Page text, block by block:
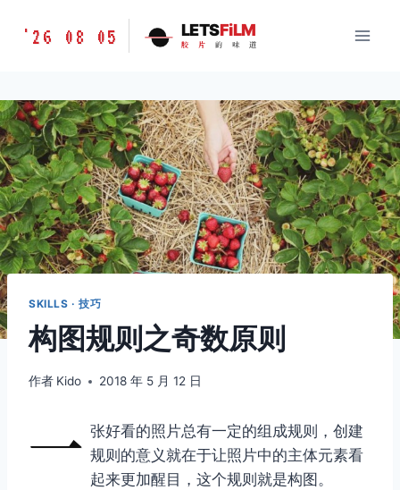
胶
味
道
LETSFILM
'26 08 05 LETSFiLM
胶 片 的 味 道
SKILLS · 技巧
构图规则之奇数原则
作者 Kido 2018 年 5 月 12 日
一 张好看的照片总有一定的组成规则，创建
规则的意义就在于让照片中的主体元素看
起来更加醒目，这个规则就是构图。